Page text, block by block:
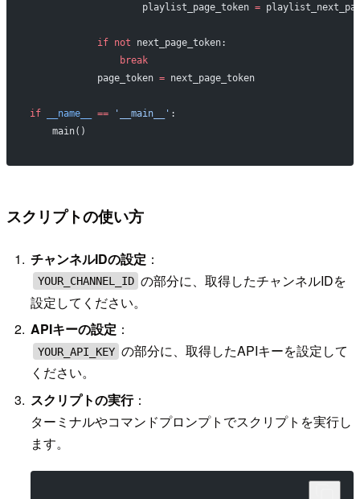
                    playlist_page_token
=
            if
not next_page_token:
                break
            page_token
= next_page_token
if __name__ == '__main__' :
    main()
スクリプトの使い方
チャンネルIDの設定 ：
YOUR_CHANNEL_ID の部分に、取得したチャンネルIDを
設定してください。
APIキーの設定 ：
YOUR_API_KEY の部分に、取得したAPIキーを設定して
ください。
スクリプトの実行：
ターミナルやコマンドプロンプトでスクリプトを実行し
ます。